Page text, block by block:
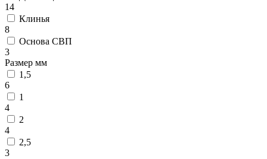
14
Клинья
8
Основа СВП
3
Размер мм
1,5
6
1
4
2
4
2,5
3